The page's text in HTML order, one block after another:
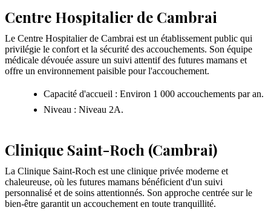
Centre Hospitalier de Cambrai
Le Centre Hospitalier de Cambrai est un établissement public qui
privilégie le confort et la sécurité des accouchements. Son équipe
médicale dévouée assure un suivi attentif des futures mamans et
offre un environnement paisible pour l'accouchement.
Capacité d'accueil : Environ 1 000 accouchements par an.
Niveau : Niveau 2A.
Clinique Saint-Roch (Cambrai)
La Clinique Saint-Roch est une clinique privée moderne et
chaleureuse, où les futures mamans bénéficient d'un suivi
personnalisé et de soins attentionnés. Son approche centrée sur le
bien-être garantit un accouchement en toute tranquillité.